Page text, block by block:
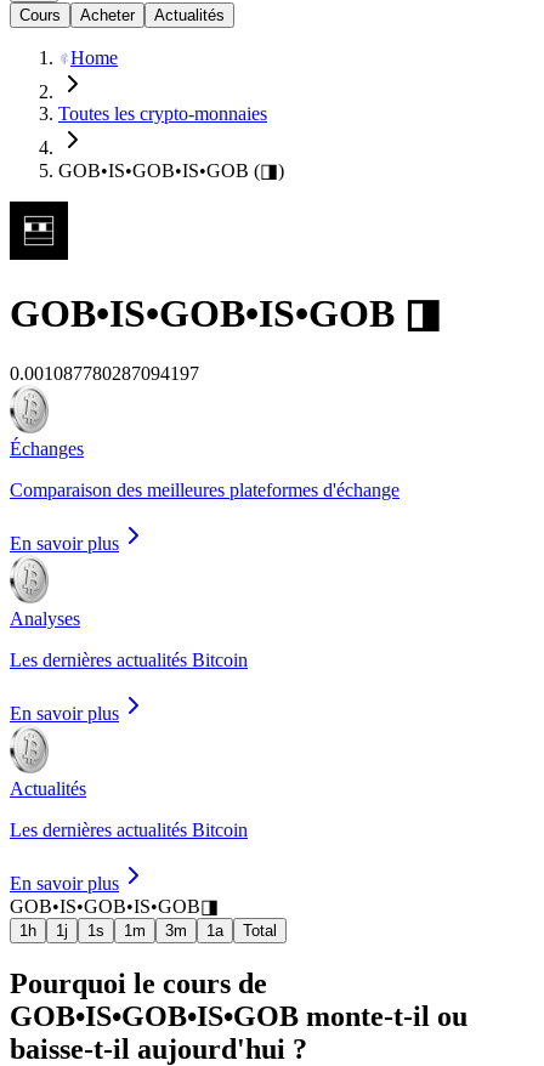
Cours Acheter Actualités
Home
Toutes les crypto-monnaies
GOB•IS•GOB•IS•GOB (◨)
GOB•IS•GOB•IS•GOB ◨
0.001087780287094197
Échanges
Comparaison des meilleures plateformes d'échange
En savoir plus
Analyses
Les dernières actualités Bitcoin
En savoir plus
Actualités
Les dernières actualités Bitcoin
En savoir plus
GOB•IS•GOB•IS•GOB◨
1h 1j 1s 1m 3m 1a Total
Pourquoi le cours de
GOB•IS•GOB•IS•GOB monte-t-il ou
baisse-t-il aujourd'hui ?